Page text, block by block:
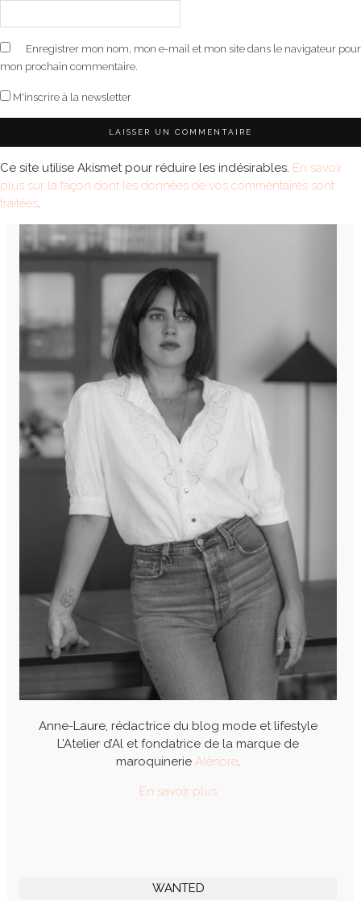
Enregistrer mon nom, mon e-mail et mon site dans le navigateur pour
mon prochain commentaire.
M'inscrire à la newsletter
Ce site utilise Akismet pour réduire les indésirables. En savoir
plus sur la façon dont les données de vos commentaires sont
traitées.
Anne-Laure, rédactrice du blog mode et lifestyle
L’Atelier d’Al et fondatrice de la marque de
maroquinerie Alénore.
En savoir plus
WANTED